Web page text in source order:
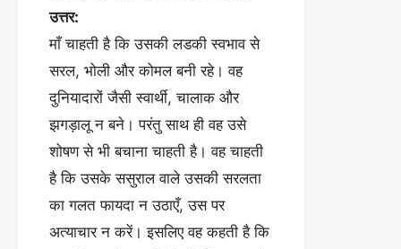
उत्तर:
माँ चाहती है कि उसकी लडकी स्वभाव से
सरल, भोली और कोमल बनी रहे। वह
दुनियादारों जैसी स्वार्थी, चालाक और
झगड़ालू न बने। परंतु साथ ही वह उसे
शोषण से भी बचाना चाहती है। वह चाहती
है कि उसके ससुराल वाले उसकी सरलता
का गलत फायदा न उठाएँ, उस पर
अत्याचार न करें। इसलिए वह कहती है कि